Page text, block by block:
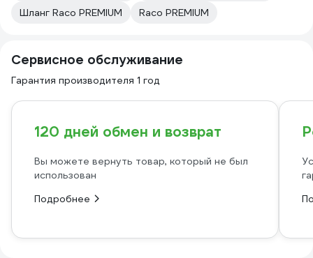
Шланг Raco PREMIUM
Raco PREMIUM
Сервисное обслуживание
Гарантия производителя 1 год
120 дней обмен и возврат
Вы можете вернуть товар, который не был
использован
Подробнее